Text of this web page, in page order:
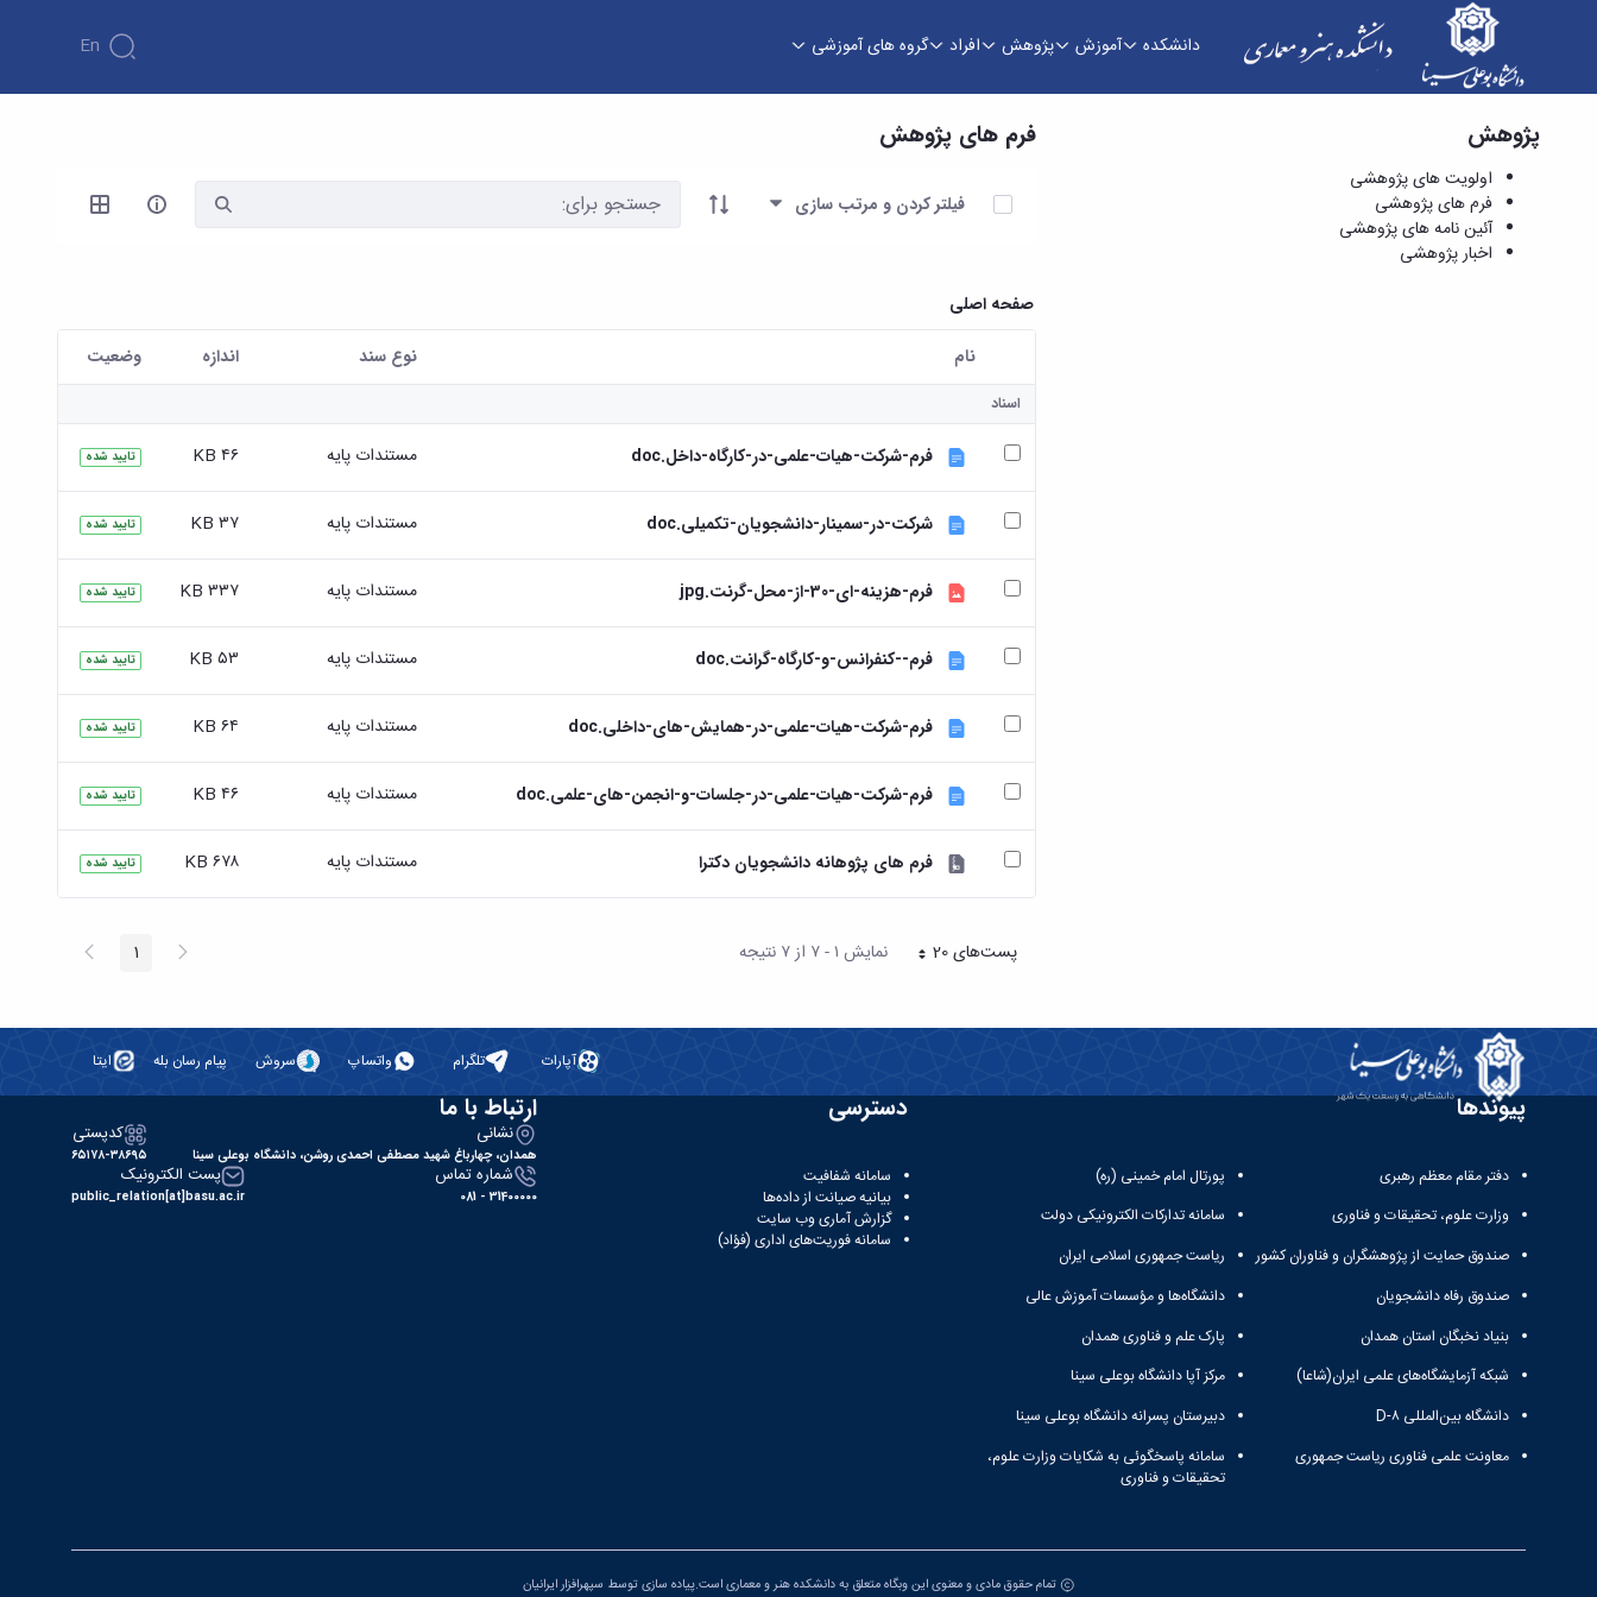
دانشکده آموزش پژوهش افراد گروه های آموزشی En
فرم های پژوهشی - دانشکده هنر و معماری
پژوهش
اولویت های پژوهشی
فرم های پژوهشی
آئین نامه های پژوهشی
اخبار پژوهشی
فرم های پژوهش
آیتم ها را انتخاب کنید
فیلتر کردن و مرتب سازی
صفحه اصلی
کاربر انتخاب شده
نام نوع سند اندازه وضعیت
اسناد
فرم-شرکت-هیات-علمی-در-کارگاه-داخل.doc مستندات پایه ۴۶ KB تایید شده
شرکت-در-سمینار-دانشجویان-تکمیلی.doc مستندات پایه ۳۷ KB تایید شده
فرم-هزینه-ای-30-از-محل-گرنت.jpg مستندات پایه ۳۳۷ KB تایید شده
فرم--کنفرانس-و-کارگاه-گرانت.doc مستندات پایه ۵۳ KB تایید شده
فرم-شرکت-هیات-علمی-در-همایش-های-داخلی.doc مستندات پایه ۶۴ KB تایید شده
فرم-شرکت-هیات-علمی-در-جلسات-و-انجمن-های-علمی.doc مستندات پایه ۴۶ KB تایید شده
فرم های پژوهانه دانشجویان دکترا مستندات پایه ۶۷۸ KB تایید شده
پست‌‌های 20هر صفحه نمایش ۱ - ۷ از ۷ نتیجه پیغام صفحه1 صفحه
آپارات تلگرام واتساپ سروش پیام رسان بله ایتا
پیوندها
دفتر مقام معظم رهبری
وزارت علوم، تحقیقات و فناوری
صندوق حمایت از پژوهشگران و فناوران کشور
صندوق رفاه دانشجویان
بنیاد نخبگان استان همدان
شبکه آزمایشگاه‌های علمی ایران(شاعا)
دانشگاه بین‌المللی D-۸
معاونت علمی فناوری ریاست جمهوری
پورتال امام خمینی (ره)
سامانه تدارکات الکترونیکی دولت
ریاست جمهوری اسلامی ایران
دانشگاه‌ها و مؤسسات آموزش عالی
پارک علم و فناوری همدان
مرکز آپا دانشگاه بوعلی سینا
دبیرستان پسرانه دانشگاه بوعلی سینا
سامانه پاسخگوئی به شکایات وزارت علوم،
تحقیقات و فناوری
دسترسی
سامانه شفافیت
بیانیه صیانت از داده‌ها
گزارش آماری وب‌ سایت
سامانه فوریت‌های اداری (فؤاد)
ارتباط با ما
نشانی
همدان، چهارباغ شهید مصطفی احمدی روشن، دانشگاه بوعلی سینا
کدپستی
۶۵۱۷۸-۳۸۶۹۵
شماره تماس
31400000 - 081
پست الکترونیک
public_relation[at]basu.ac.ir
تمام حقوق مادی و معنوی این وبگاه متعلق به دانشکده هنر و معماری است.پیاده سازی توسط سپهرافزار ایرانیان